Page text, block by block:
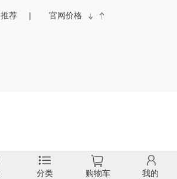
推荐 官网价格
分类 购物车 我的